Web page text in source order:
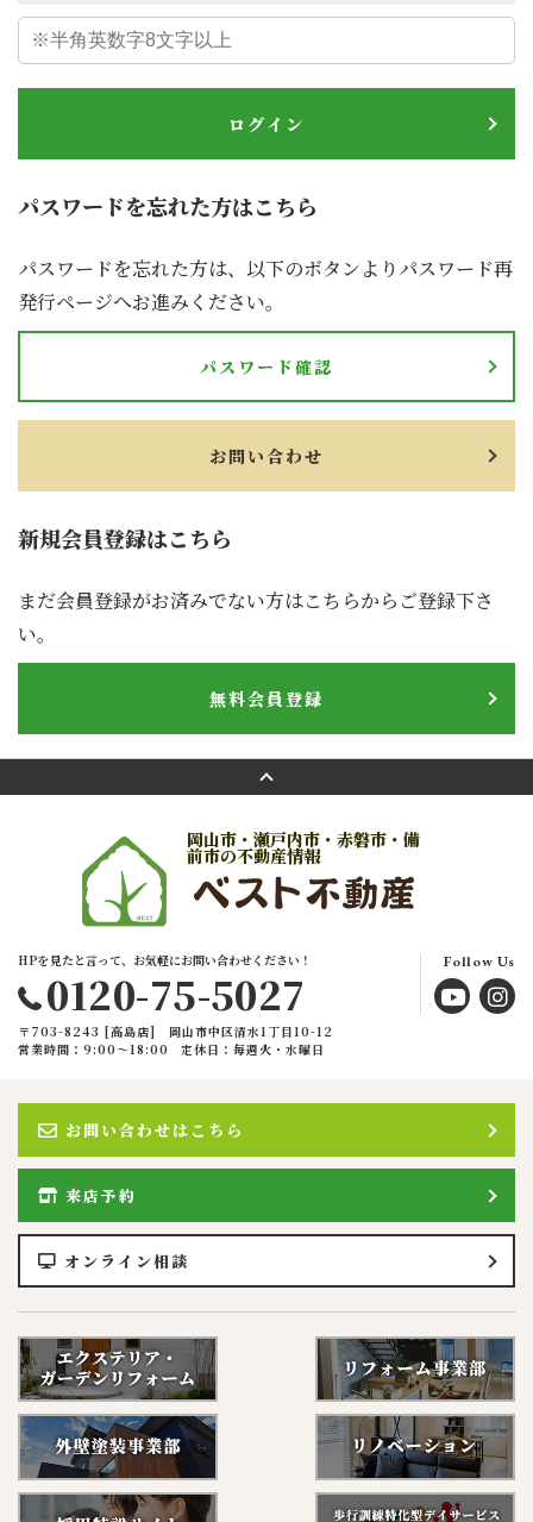
ログイン
新規会員登録はこちら
まだ会員登録がお済みでない方はこちらからご登録下さ
い。
無料会員登録
パスワードを忘れた方はこちら
パスワードを忘れた方は、以下のボタンよりパスワード再
発行ページへお進みください。
パスワード確認
お問い合わせ
岡山市・瀬戸内市・赤磐市・備
前市の不動産情報
HPを見たと言って、お気軽にお問い合わせください！
0120-75-5027
Follow Us
〒703-8243 [高島店] 岡山市中区清水1丁目10-12
営業時間：9:00〜18:00
定休日：毎週火・水曜日
お問い合わせはこちら
来店予約
オンライン相談